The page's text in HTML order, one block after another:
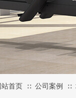
站首页 ∷ 公司案例 ∷